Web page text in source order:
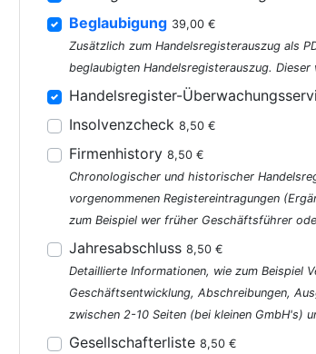
Beglaubigung 39,00 €
Zusätzlich zum Handelsregisterauszug als
beglaubigten Handelsregisterauszug.
Handelsregister-
Insolvenzcheck 8,50 €
Firmenhistory 8,50 €
Chronologischer und historischer
vorgenommenen Registereintragungen
zum Beispiel wer früher Geschäftsführer
Jahresabschluss 8,50 €
Detaillierte Informationen, wie zum Beispiel
Geschäftsentwicklung, Abschreibungen,
zwischen 2-10 Seiten (bei kleinen GmbH's)
Gesellschafterliste 8,50 €